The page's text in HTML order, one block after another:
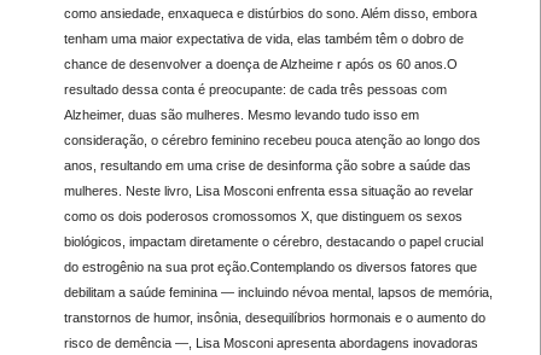
como ansiedade, enxaqueca e distúrbios do sono. Além disso, embora
tenham uma maior expectativa de vida, elas também têm o dobro de
chance de desenvolver a doença de Alzheime r após os 60 anos.O
resultado dessa conta é preocupante: de cada três pessoas com
Alzheimer, duas são mulheres. Mesmo levando tudo isso em
consideração, o cérebro feminino recebeu pouca atenção ao longo dos
anos, resultando em uma crise de desinforma ção sobre a saúde das
mulheres. Neste livro, Lisa Mosconi enfrenta essa situação ao revelar
como os dois poderosos cromossomos X, que distinguem os sexos
biológicos, impactam diretamente o cérebro, destacando o papel crucial
do estrogênio na sua prot eção.Contemplando os diversos fatores que
debilitam a saúde feminina — incluindo névoa mental, lapsos de memória,
transtornos de humor, insônia, desequilíbrios hormonais e o aumento do
risco de demência —, Lisa Mosconi apresenta abordagens inovadoras